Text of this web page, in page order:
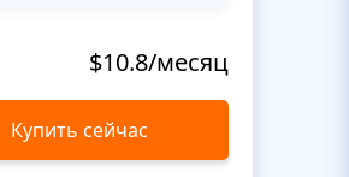
$10.8/месяц
Купить сейчас